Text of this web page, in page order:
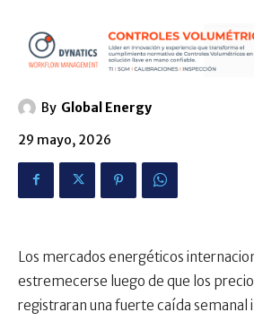
By Global Energy
29 mayo, 2026
Los mercados energéticos
estremecerse luego de que los
registraran una fuerte caída semanal